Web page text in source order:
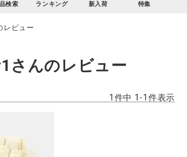
検索 ランキング 新入荷 特集
レビュー
さんのレビュー
1 件中 1 -1 件表示